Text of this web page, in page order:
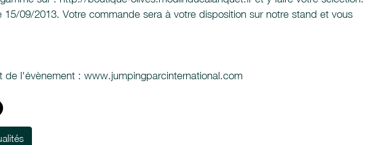
09/2013. Votre commande sera à votre disposition sur notre stand et vous
de l'évènement : www.jumpingparcinternational.com